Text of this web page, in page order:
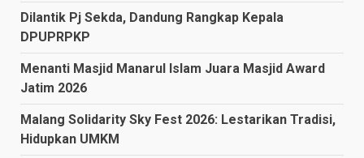
Dilantik Pj Sekda, Dandung Rangkap Kepala
DPUPRPKP
Menanti Masjid Manarul Islam Juara Masjid Award
Jatim 2026
Malang Solidarity Sky Fest 2026: Lestarikan Tradisi,
Hidupkan UMKM